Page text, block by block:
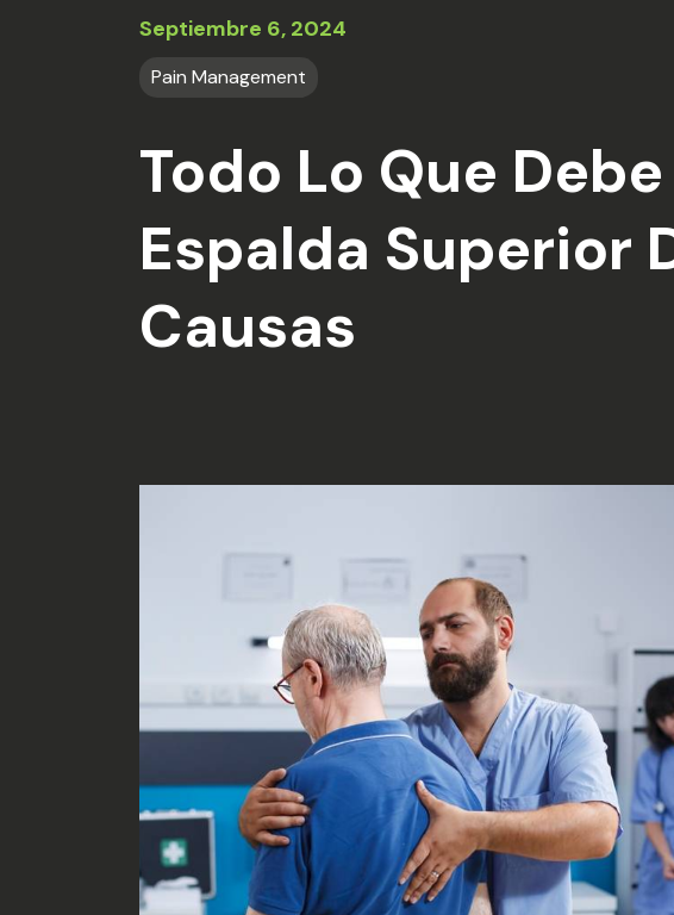
Septiembre 6, 2024
Pain Management
Todo Lo Que
Espalda Superior
Causas